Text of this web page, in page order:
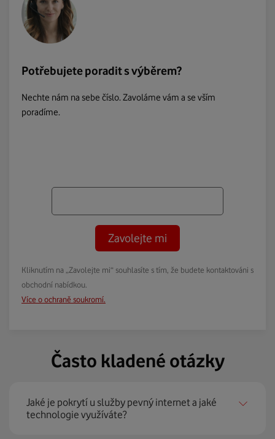
Potřebujete poradit s výběrem?
Nechte nám na sebe číslo. Zavoláme vám a se vším
poradíme.
Zavolejte mi
Kliknutím na „Zavolejte mi“ souhlasíte s tím, že budete kontaktováni s
obchodní nabídkou.
Více o ochraně soukromí.
Často kladené otázky
Jaké je pokrytí u služby pevný internet a jaké
technologie využíváte?